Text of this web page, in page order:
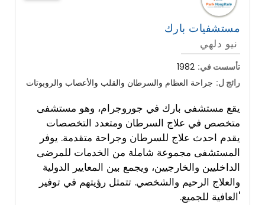
مستشفيات بارك
نيو دلهي
تأسست في: 1982
رائج ل: جراحة العظام والسرطان والقلب والأعصاب والروبوتات
يقع مستشفى بارك في جوروجرام، وهو مستشفى
متخصص في علاج السرطان ومتعدد التخصصات
يقدم احدث علاج للسرطان وجراحة متقدمة. يوفر
المستشفى مجموعة شاملة من الخدمات للمرضى
الداخليين والخارجيين، ويجمع بين المعايير الدولية
والعلاج الرحيم والشخصي. تتمثل رؤيتهم في توفير
'العافية للجميع.